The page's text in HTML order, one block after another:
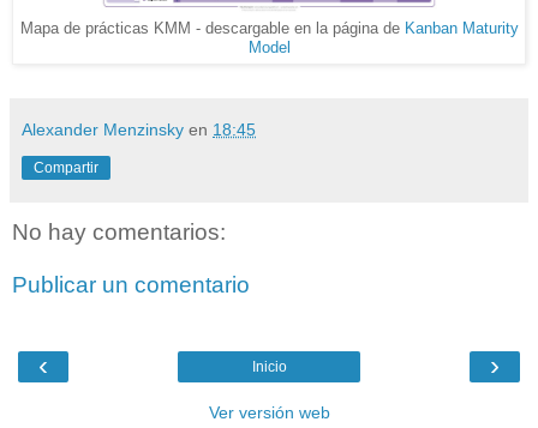
Mapa de prácticas KMM - descargable en la página de Kanban Maturity
Model
Alexander Menzinsky en 18:45
Compartir
No hay comentarios:
Publicar un comentario
‹ ›
Inicio
Ver versión web